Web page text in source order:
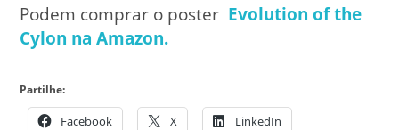
Podem comprar o poster Evolution of the
Cylon na Amazon.
Partilhe:
Facebook X LinkedIn